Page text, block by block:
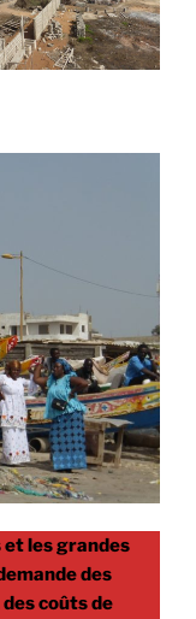
et les grandes
des
coûts de